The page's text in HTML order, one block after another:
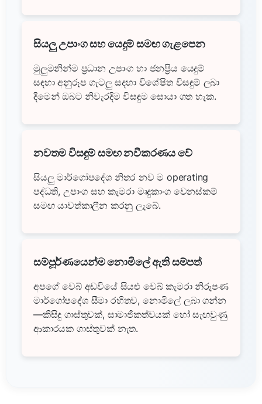
සියලු උපාංග සහ යෙදුම් සමඟ ගැළපෙන
මුලුමනින්ම ප්‍රධාන උපාංග හා ජනප්‍රිය යෙදුම්
සඳහා අනුරූප ගැටලු සදහා විශේෂිත විසඳුම් ලබා
දීමෙන් ඔබට නිවැරදිම විසඳුම සොයා ගත හැක.
නවතම විසඳුම් සමඟ නවීකරණය වේ
සියලු මාර්ගෝපදේශ නිතර නව ම operating
පද්ධති, උපාංග සහ කැමරා මෘදුකාංග වෙනස්කම්
සමඟ යාවත්කාලීන කරනු ලැබේ.
සම්පූර්ණයෙන්ම නොමිලේ ඇති සම්පත්
අපගේ වෙබ් අඩවියේ සියළු වෙබ් කැමරා නිරූපණ
මාර්ගෝපදේශ සීමා රහිතව, නොමිලේ ලබා ගන්න
—කිසිදු ගාස්තුවක්, සාමාජිකත්වයක් හෝ සැඟවුණු
ආකාරයක ගාස්තුවක් නැත.